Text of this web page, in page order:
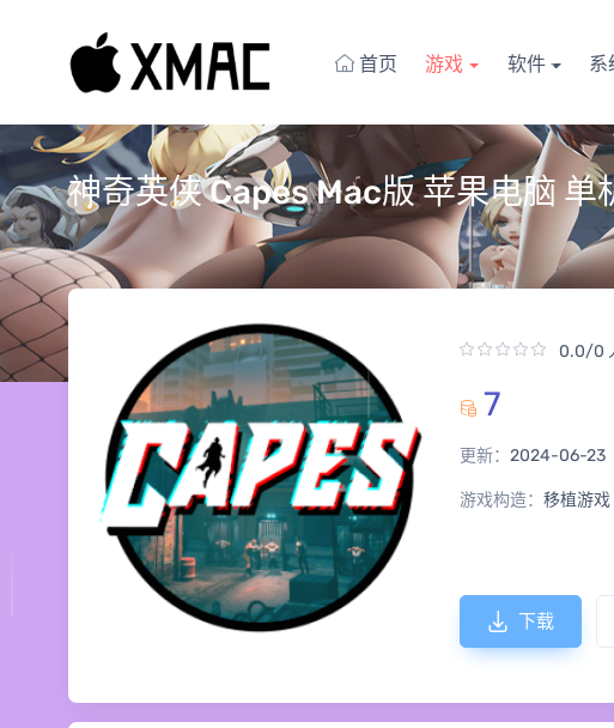
首页 游戏 软件 系
神奇英侠 Capes Mac版 苹果电脑 单
0.0/0
7
更新： 2024-06-23
游戏构造： 移植游戏
下载